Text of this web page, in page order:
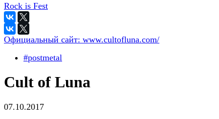
Rock is Fest
Официальный сайт: www.cultofluna.com/
#postmetal
Cult of Luna
07.10.2017